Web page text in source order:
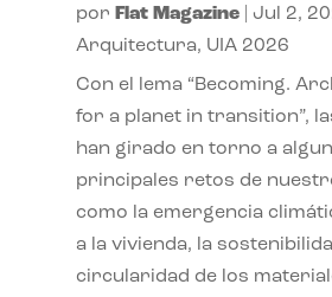
por Flat Magazine| Jul 2,
Arquitectura, UIA 2026
Con el lema “Becoming.
for a planet in transition”,
han girado en torno a
principales retos de
como la emergencia
a la vivienda, la
circularidad de los